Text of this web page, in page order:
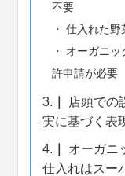
不要
仕入れた野
オーガニッ
許申請が必要
3.
店頭での
実に基づく表
4.
オーガニ
仕入れはスー